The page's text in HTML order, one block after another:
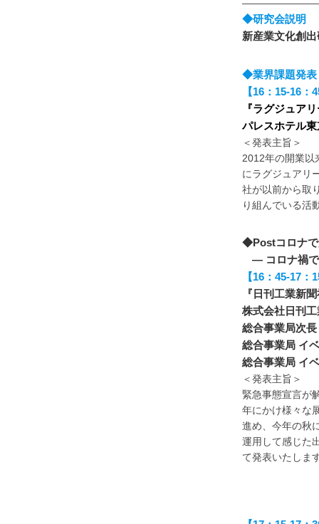
◆研究会説明
新産業文化創
◆業界課題発表
【16：15-16
『ラグジュア
パレスホテル
＜発表主旨＞
2012年の開業以
にラグジュアリ
社が以前から取
り組んでいる活
◆Postコロナで
― コロナ禍
【16：45-17
『日刊工業新
株式会社日刊
総合事業局次
総合事業局 イ
総合事業局 イ
＜発表主旨＞
緊急事態宣言が
年にかけ様々な
進め、今年の秋
運用して感じた
て発表いたしま